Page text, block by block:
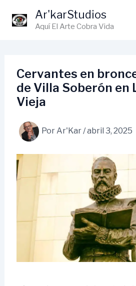
contenido
Ar'karStudios
Aquí El Arte Cobra Vida
Cervantes en
de Villa Soberón en
Vieja
PorAr'Kar/abril 3, 2025